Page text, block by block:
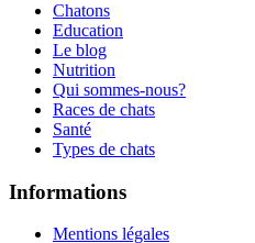
Chatons
Education
Le blog
Nutrition
Qui sommes-nous?
Races de chats
Santé
Types de chats
Informations
Mentions légales